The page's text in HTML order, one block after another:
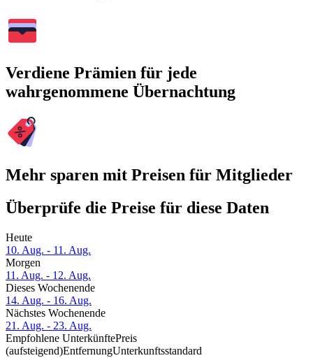
Verdiene Prämien für jede
wahrgenommene Übernachtung
Mehr sparen mit Preisen für Mitglieder
Überprüfe die Preise für diese Daten
Heute
10. Aug. - 11. Aug.
Morgen
11. Aug. - 12. Aug.
Dieses Wochenende
14. Aug. - 16. Aug.
Nächstes Wochenende
21. Aug. - 23. Aug.
Empfohlene UnterkünftePreis
(aufsteigend)EntfernungUnterkunftsstandard